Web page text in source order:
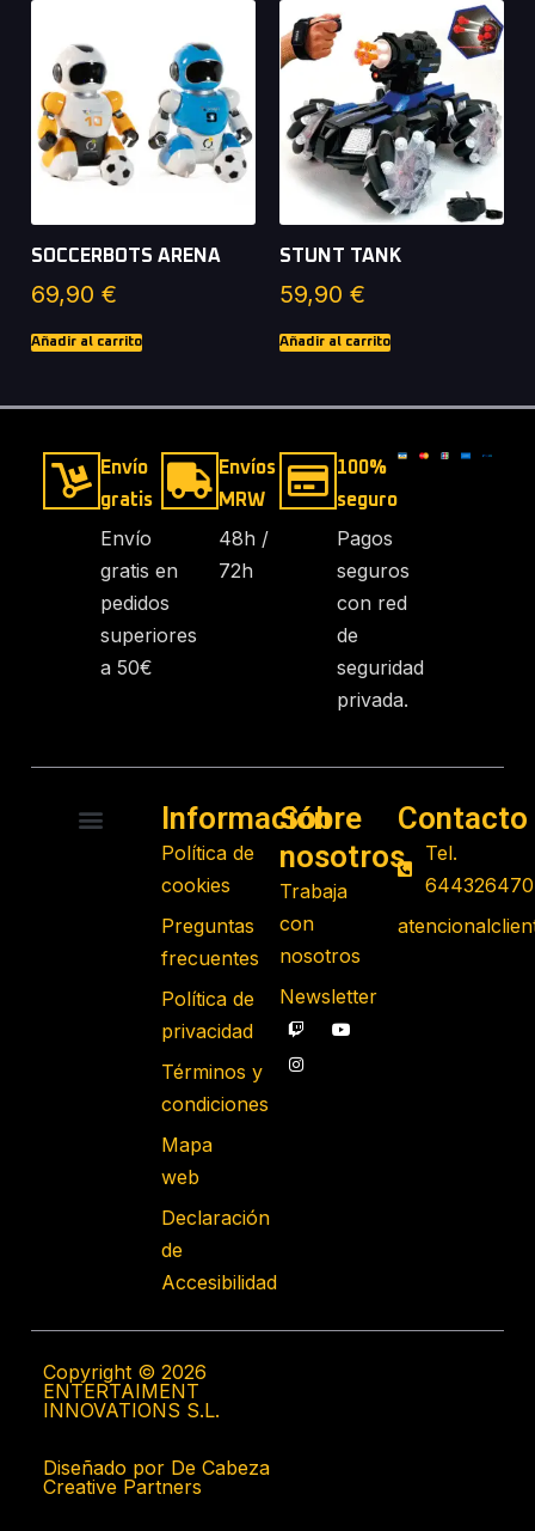
SOCCERBOTS ARENA
69,90 €
Añadir al carrito
STUNT TANK
59,90 €
Añadir al carrito
Envío
gratis
Envío
gratis en
pedidos
superiores
a 50€
Envíos
MRW
48h /
72h
100%
seguro
Pagos
seguros
con red
de
seguridad
privada.
Información
Política de
cookies
Preguntas
frecuentes
Política de
privacidad
Términos y
condiciones
Mapa
web
Declaración
de
Accesibilidad
Sobre
nosotros
Trabaja
con
nosotros
Newsletter
Contacto
Tel.
644326470
Copyright © 2026
ENTERTAIMENT
INNOVATIONS S.L.
Diseñado por De Cabeza
Creative Partners